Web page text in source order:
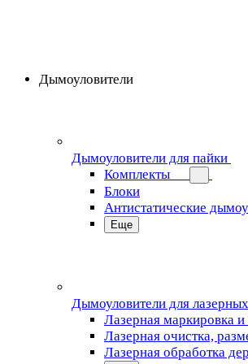
Дымоуловители
Дымоуловители для пайки
Комплекты
Блоки
Антистатические
Еще
Дымоуловители для
Лазерная маркировка и
Лазерная очистка,
Лазерная обработка